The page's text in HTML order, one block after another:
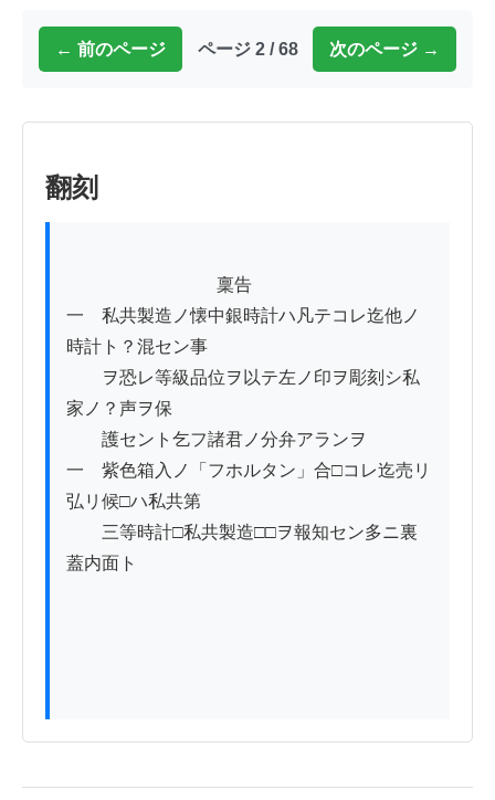
← 前のページ ページ 2 / 68 次のページ →
翻刻
一　私共製造ノ懐中銀時計ハ凡テコレ迄他ノ
時計ト？混セン事
ヲ恐レ等級品位ヲ以テ左ノ印ヲ彫刻シ私
家ノ？声ヲ保
護セント乞フ諸君ノ分弁アランヲ
一　紫色箱入ノ「フホルタン」合□コレ迄売リ
弘リ候□ハ私共第
三等時計□私共製造□□ヲ報知セン多ニ裏
蓋内面ト